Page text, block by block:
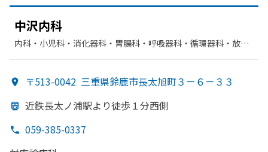
中沢内科
内科・​小児科・​消化器科・​胃腸科・​呼吸器科・​循環器科・​放射
〒513-0042 三重県鈴鹿市長太旭町３－６－３３
近鉄長太ノ浦駅より徒歩１分西側
059-385-0337